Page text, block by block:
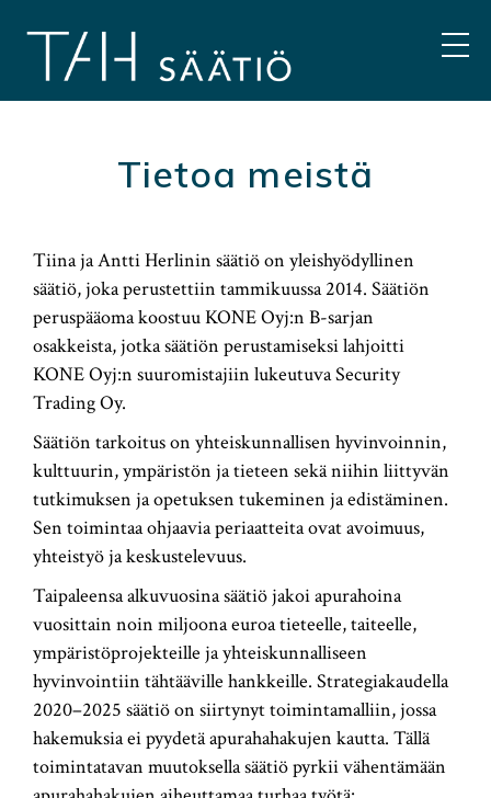
sisältöön
Tietoa meistä
Tiina ja Antti Herlinin säätiö on yleishyödyllinen
säätiö, joka perustettiin tammikuussa 2014. Säätiön
peruspääoma koostuu KONE Oyj:n B-sarjan
osakkeista, jotka säätiön perustamiseksi lahjoitti
KONE Oyj:n suuromistajiin lukeutuva Security
Trading Oy.
Säätiön tarkoitus on yhteiskunnallisen hyvinvoinnin,
kulttuurin, ympäristön ja tieteen sekä niihin liittyvän
tutkimuksen ja opetuksen tukeminen ja edistäminen.
Sen toimintaa ohjaavia periaatteita ovat avoimuus,
yhteistyö ja keskustelevuus.
Taipaleensa alkuvuosina säätiö jakoi apurahoina
vuosittain noin miljoona euroa tieteelle, taiteelle,
ympäristöprojekteille ja yhteiskunnalliseen
hyvinvointiin tähtääville hankkeille. Strategiakaudella
2020–2025 säätiö on siirtynyt toimintamalliin, jossa
hakemuksia ei pyydetä apurahahakujen kautta. Tällä
toimintatavan muutoksella säätiö pyrkii vähentämään